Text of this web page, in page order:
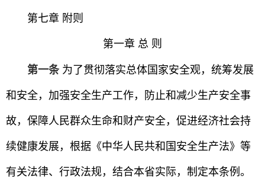
第七章 附则
第一章 总 则
第一条 为了贯彻落实总体国家安全观，统筹发展
和安全，加强安全生产工作，防止和减少生产安全事
故，保障人民群众生命和财产安全，促进经济社会持
续健康发展，根据《中华人民共和国安全生产法》等
有关法律、行政法规，结合本省实际，制定本条例。